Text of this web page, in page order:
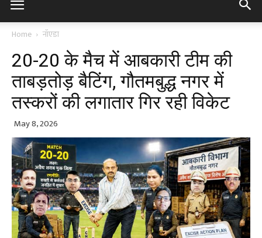
Home नॉएडा
20-20 के मैच में आबकारी टीम की
ताबड़तोड़ बैटिंग, गौतमबुद्ध नगर में
तस्करों की लगातार गिर रही विकेट
May 8, 2026